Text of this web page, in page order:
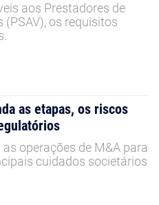
aos Prestadores de
os requisitos
as etapas, os riscos
operações de M&A para
cuidados societários